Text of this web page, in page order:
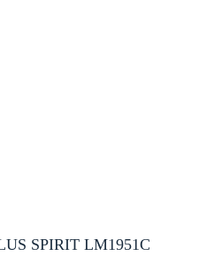
SPIRIT LM1951C